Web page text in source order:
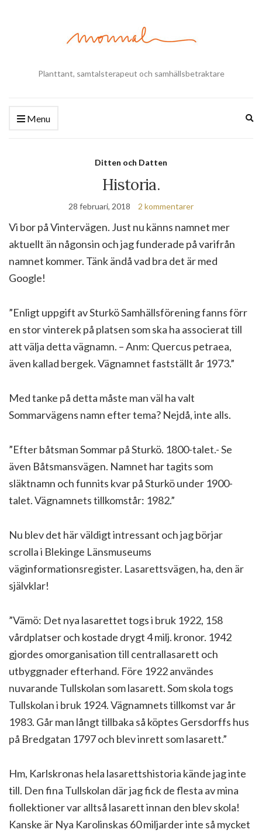
Planttant, samtalsterapeut och samhällsbetraktare
Menu
Ditten och Datten
Historia.
28 februari, 2018 2 kommentarer
Vi bor på Vintervägen. Just nu känns namnet mer
aktuellt än någonsin och jag funderade på varifrån
namnet kommer. Tänk ändå vad bra det är med
Google!
”Enligt uppgift av Sturkö Samhällsförening fanns förr
en stor vinterek på platsen som ska ha associerat till
att välja detta vägnamn. – Anm: Quercus petraea,
även kallad bergek. Vägnamnet fastställt år 1973.”
Med tanke på detta måste man väl ha valt
Sommarvägens namn efter tema? Nejdå, inte alls.
”Efter båtsman Sommar på Sturkö. 1800-talet.- Se
även Båtsmansvägen. Namnet har tagits som
släktnamn och funnits kvar på Sturkö under 1900-
talet. Vägnamnets tillkomstår: 1982.”
Nu blev det här väldigt intressant och jag börjar
scrolla i Blekinge Länsmuseums
väginformationsregister. Lasarettsvägen, ha, den är
självklar!
”Vämö: Det nya lasarettet togs i bruk 1922, 158
vårdplatser och kostade drygt 4 milj. kronor. 1942
gjordes omorganisation till centrallasarett och
utbyggnader efterhand. Före 1922 användes
nuvarande Tullskolan som lasarett. Som skola togs
Tullskolan i bruk 1924. Vägnamnets tillkomst var år
1983. Går man långt tillbaka så köptes Gersdorffs hus
på Bredgatan 1797 och blev inrett som lasarett.”
Hm, Karlskronas hela lasarettshistoria kände jag inte
till. Den fina Tullskolan där jag fick de flesta av mina
fiollektioner var alltså lasarett innan den blev skola!
Kanske är Nya Karolinskas 60 miljarder inte så mycket